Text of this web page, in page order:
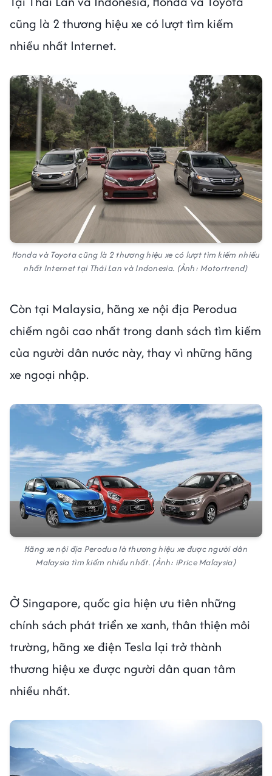
cũng là 2 thương hiệu xe có lượt tìm kiếm
nhiều nhất Internet.
Honda và Toyota cũng là 2 thương hiệu xe có lượt tìm kiếm nhiều
nhất Internet tại Thái Lan và Indonesia. (Ảnh: Motortrend)
Còn tại Malaysia, hãng xe nội địa Perodua
chiếm ngôi cao nhất trong danh sách tìm kiếm
của người dân nước này, thay vì những hãng
xe ngoại nhập.
Hãng xe nội địa Perodua là thương hiệu xe được người dân
Malaysia tìm kiếm nhiều nhất. (Ảnh: iPrice Malaysia)
Ở Singapore, quốc gia hiện ưu tiên những
chính sách phát triển xe xanh, thân thiện môi
trường, hãng xe điện Tesla lại trở thành
thương hiệu xe được người dân quan tâm
nhiều nhất.